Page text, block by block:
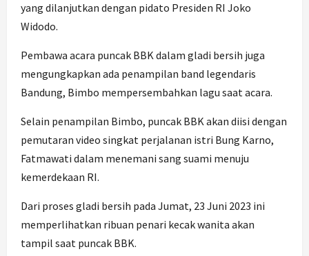
yang dilanjutkan dengan pidato Presiden RI Joko
Widodo.
Pembawa acara puncak BBK dalam gladi bersih juga
mengungkapkan ada penampilan band legendaris
Bandung, Bimbo mempersembahkan lagu saat acara.
Selain penampilan Bimbo, puncak BBK akan diisi dengan
pemutaran video singkat perjalanan istri Bung Karno,
Fatmawati dalam menemani sang suami menuju
kemerdekaan RI.
Dari proses gladi bersih pada Jumat, 23 Juni 2023 ini
memperlihatkan ribuan penari kecak wanita akan
tampil saat puncak BBK.